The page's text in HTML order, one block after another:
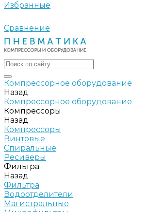
Избранные
Сравнение
Компрессорное оборудование
Назад
Компрессорное оборудование
Компрессоры
Назад
Компрессоры
Винтовые
Спиральные
Ресиверы
Фильтра
Назад
Фильтра
Водоотделители
Магистральные